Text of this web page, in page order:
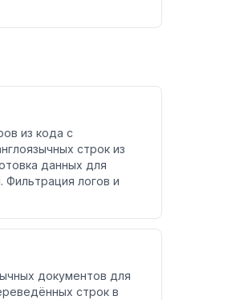
из кода с
строк из
данных для
логов и
документов для
строк в